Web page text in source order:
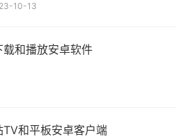
10-13
和播放安卓软件
和平板安卓客户端